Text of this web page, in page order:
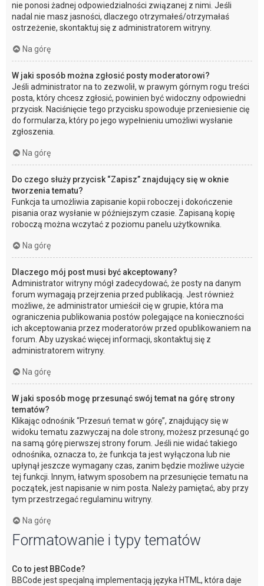
nie ponosi żadnej odpowiedzialności związanej z nimi. Jeśli
nadal nie masz jasności, dlaczego otrzymałeś/otrzymałaś
ostrzeżenie, skontaktuj się z administratorem witryny.
Na górę
W jaki sposób można zgłosić posty moderatorowi?
Jeśli administrator na to zezwolił, w prawym górnym rogu treści
posta, który chcesz zgłosić, powinien być widoczny odpowiedni
przycisk. Naciśnięcie tego przycisku spowoduje przeniesienie cię
do formularza, który po jego wypełnieniu umożliwi wysłanie
zgłoszenia.
Na górę
Do czego służy przycisk “Zapisz” znajdujący się w oknie
tworzenia tematu?
Funkcja ta umożliwia zapisanie kopii roboczej i dokończenie
pisania oraz wysłanie w późniejszym czasie. Zapisaną kopię
roboczą można wczytać z poziomu panelu użytkownika.
Na górę
Dlaczego mój post musi być akceptowany?
Administrator witryny mógł zadecydować, że posty na danym
forum wymagają przejrzenia przed publikacją. Jest również
możliwe, że administrator umieścił cię w grupie, która ma
ograniczenia publikowania postów polegające na konieczności
ich akceptowania przez moderatorów przed opublikowaniem na
forum. Aby uzyskać więcej informacji, skontaktuj się z
administratorem witryny.
Na górę
W jaki sposób mogę przesunąć swój temat na górę strony
tematów?
Klikając odnośnik “Przesuń temat w górę”, znajdujący się w
widoku tematu zazwyczaj na dole strony, możesz przesunąć go
na samą górę pierwszej strony forum. Jeśli nie widać takiego
odnośnika, oznacza to, że funkcja ta jest wyłączona lub nie
upłynął jeszcze wymagany czas, zanim będzie możliwe użycie
tej funkcji. Innym, łatwym sposobem na przesunięcie tematu na
początek, jest napisanie w nim posta. Należy pamiętać, aby przy
tym przestrzegać regulaminu witryny.
Na górę
Formatowanie i typy tematów
Co to jest BBCode?
BBCode jest specjalną implementacją języka HTML, która daje